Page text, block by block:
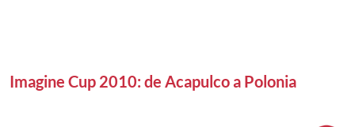
Imagine Cup 2010: de Acapulco a Polonia